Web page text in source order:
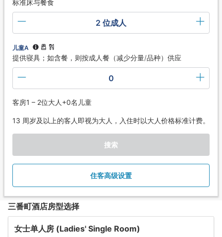
标准床与餐食
2 位成人
儿童A
提供寝具；如含餐，则按成人餐（减少分量/品种）供应
0
客房1 – 2位大人+0名儿童
13 周岁及以上的客人即视为大人，入住时以大人价格标准计费。
搜索
住客高级设置
三番町酒店房型选择
女士单人房 (Ladies' Single Room)